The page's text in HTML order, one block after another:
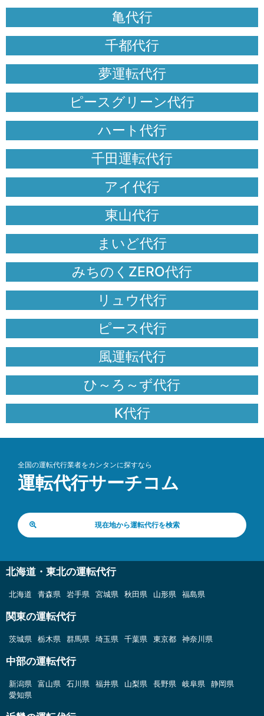
亀代行
千都代行
夢運転代行
ピースグリーン代行
ハート代行
千田運転代行
アイ代行
東山代行
まいど代行
みちのくZERO代行
リュウ代行
ピース代行
風運転代行
ひ～ろ～ず代行
K代行
全国の運転代行業者をカンタンに探すなら
運転代行サーチコム
現在地から運転代行を検索
北海道・東北の運転代行
北海道 青森県 岩手県 宮城県 秋田県 山形県 福島県
関東の運転代行
茨城県 栃木県 群馬県 埼玉県 千葉県 東京都 神奈川県
中部の運転代行
新潟県 富山県 石川県 福井県 山梨県 長野県 岐阜県
静岡県
愛知県